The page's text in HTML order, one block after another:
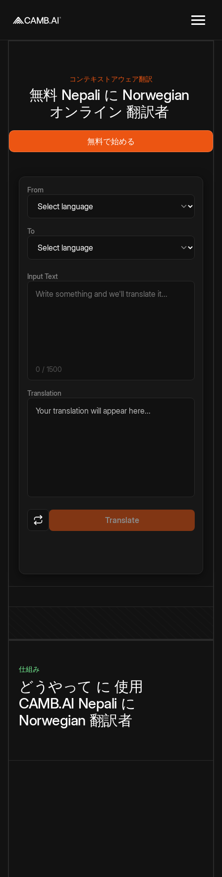
コンテキストアウェア翻訳
無料 Nepali に Norwegian
オンライン 翻訳者
無料で始める
From
To
Input Text
0 / 1500
Translation
Your translation will appear here...
Translate
仕組み
どうやって に 使用
CAMB.AI Nepali に
Norwegian 翻訳者